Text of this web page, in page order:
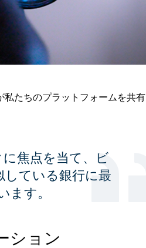
たちのプラットフォームを共有
焦点を当て、ビ
ている銀行に最
ます。
ション